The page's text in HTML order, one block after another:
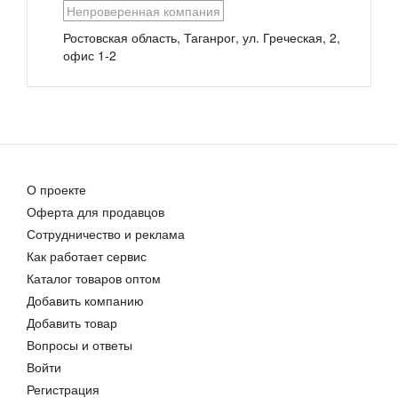
Непроверенная компания
Ростовская область, Таганрог, ул. Греческая, 2,
офис 1-2
О проекте
Оферта для продавцов
Сотрудничество и реклама
Как работает сервис
Каталог товаров оптом
Добавить компанию
Добавить товар
Вопросы и ответы
Войти
Регистрация